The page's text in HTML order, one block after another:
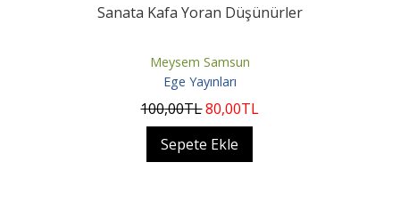
Sanata Kafa Yoran Düşünürler
Meysem Samsun
Ege Yayınları
100,00TL80,00TL
Sepete Ekle